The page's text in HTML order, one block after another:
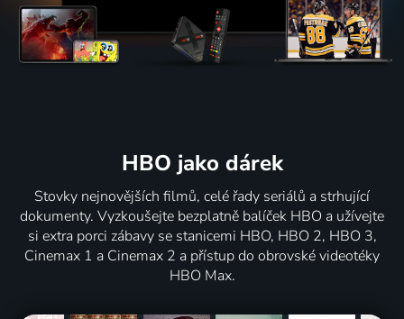
HBO jako dárek
Stovky nejnovějších filmů, celé řady seriálů a strhující
dokumenty. Vyzkoušejte bezplatně balíček HBO a užívejte
si extra porci zábavy se stanicemi HBO, HBO 2, HBO 3,
Cinemax 1 a Cinemax 2 a přístup do obrovské videotéky
HBO Max.